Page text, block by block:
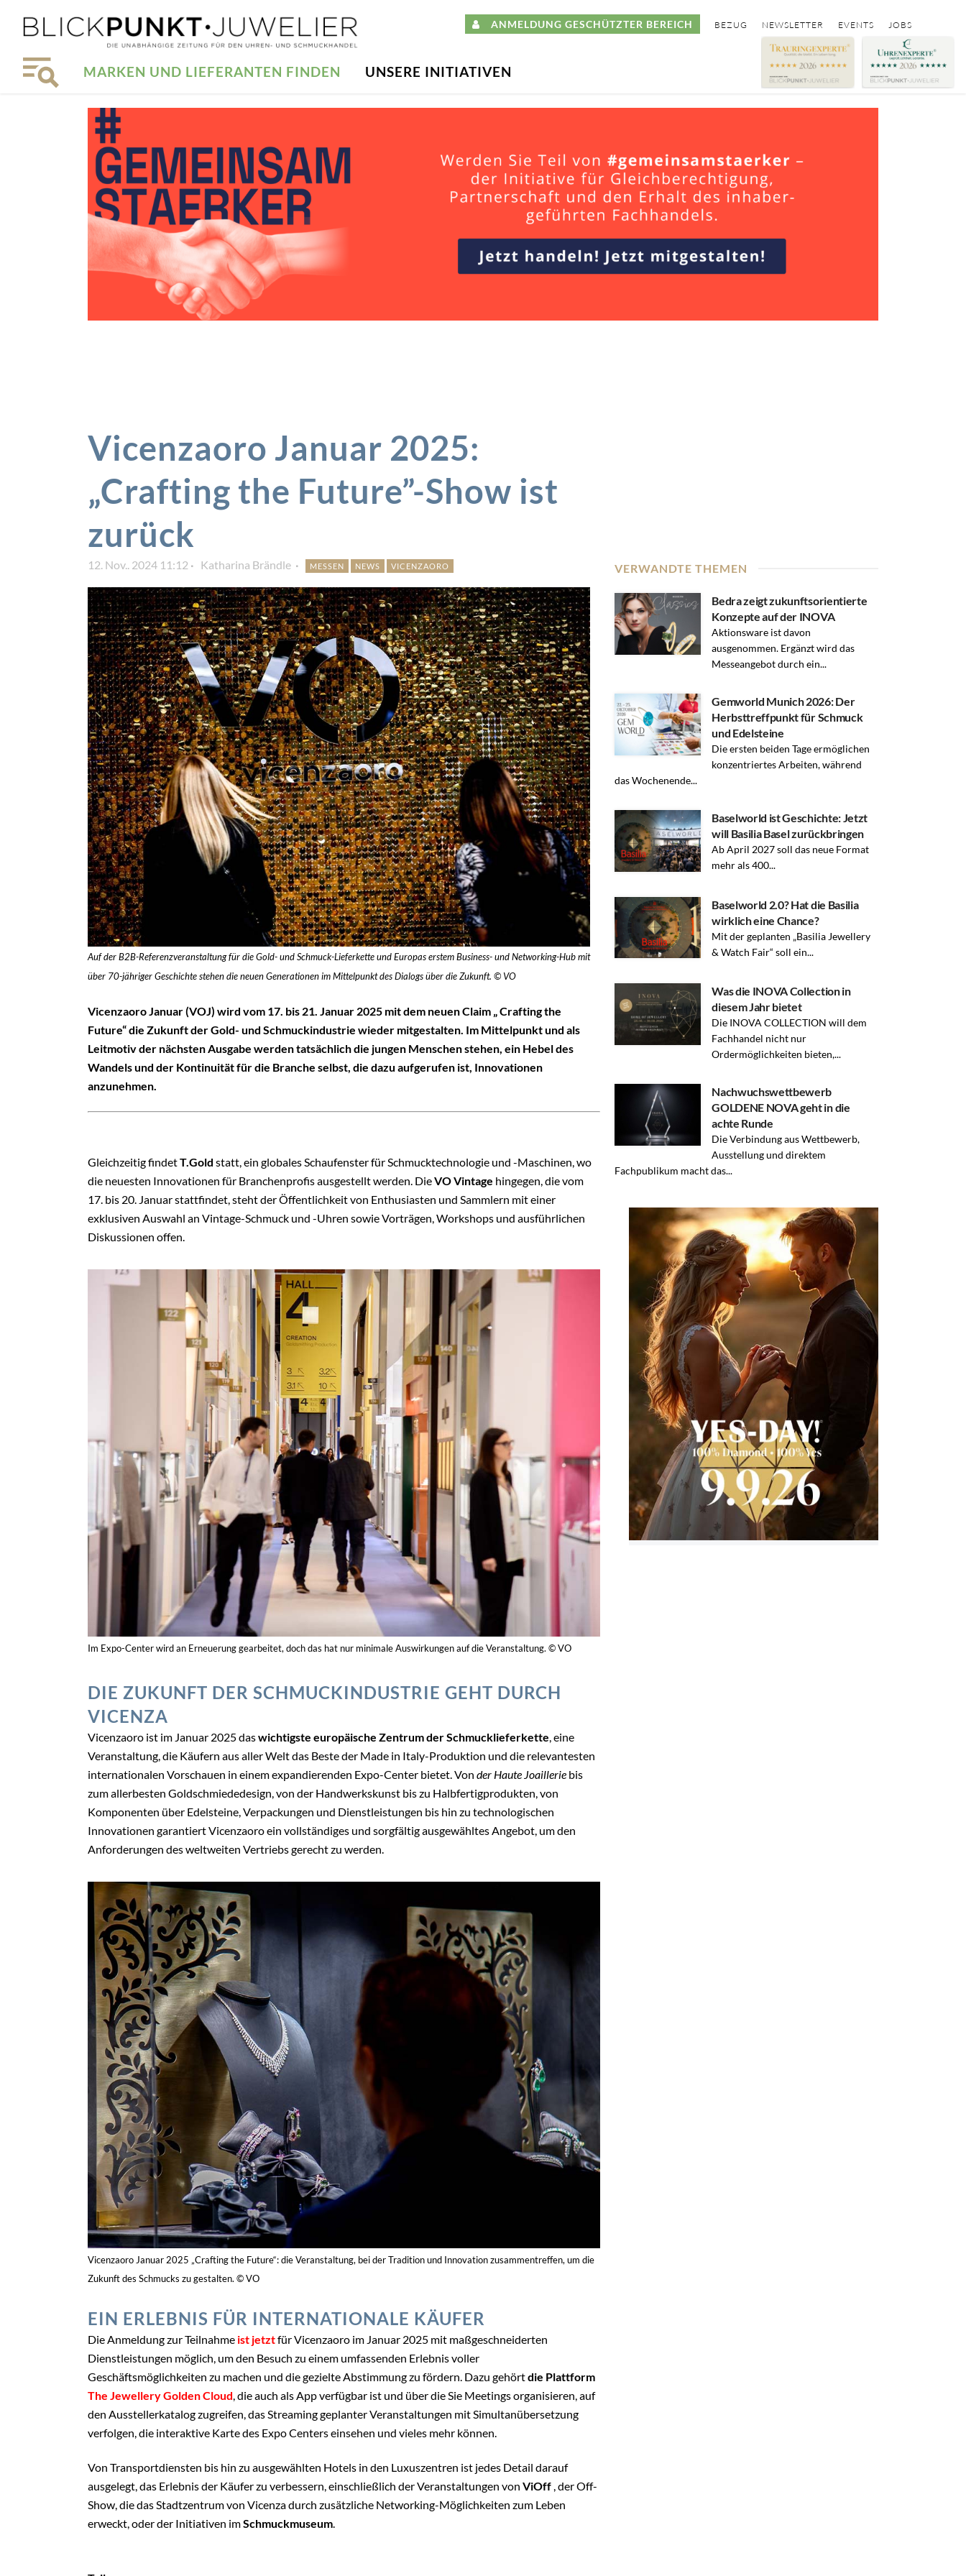
ANMELDUNG GESCHÜTZTER BEREICH BEZUG NEWSLETTER EVENTS JOBS
MARKEN UND LIEFERANTEN FINDEN UNSERE INITIATIVEN
Vicenzaoro Januar 2025:
„Crafting the Future”-Show ist
zurück
12. Nov.. 2024 11:12 Katharina Brändle MESSEN NEWS VICENZAORO
Auf der B2B-Referenzveranstaltung für die Gold- und Schmuck-Lieferkette und Europas erstem Business- und Networking-Hub mit
über 70-jähriger Geschichte stehen die neuen Generationen im Mittelpunkt des Dialogs über die Zukunft. © VO
Vicenzaoro Januar (VOJ) wird vom 17. bis 21. Januar 2025 mit dem neuen Claim „ Crafting the
Future“ die Zukunft der Gold- und Schmuckindustrie wieder mitgestalten. Im Mittelpunkt und als
Leitmotiv der nächsten Ausgabe werden tatsächlich die jungen Menschen stehen, ein Hebel des
Wandels und der Kontinuität für die Branche selbst, die dazu aufgerufen ist, Innovationen
anzunehmen.
Gleichzeitig findetT.Gold statt, ein globales Schaufenster für Schmucktechnologie und -Maschinen, wo
die neuesten Innovationen für Branchenprofis ausgestellt werden. DieVO Vintage hingegen, die vom
17. bis 20. Januar stattfindet, steht der Öffentlichkeit von Enthusiasten und Sammlern mit einer
exklusiven Auswahl an Vintage-Schmuck und -Uhren sowie Vorträgen, Workshops und ausführlichen
Diskussionen offen.
Im Expo-Center wird an Erneuerung gearbeitet, doch das hat nur minimale Auswirkungen auf die Veranstaltung. © VO
DIE ZUKUNFT DER SCHMUCKINDUSTRIE GEHT DURCH
VICENZA
Vicenzaoro ist im Januar 2025 daswichtigste europäische Zentrum der Schmucklieferkette , eine
Veranstaltung, die Käufern aus aller Welt das Beste der Made in Italy-Produktion und die relevantesten
internationalen Vorschauen in einem expandierenden Expo-Center bietet. Von der Haute Joaillerie bis
zum allerbesten Goldschmiededesign, von der Handwerkskunst bis zu Halbfertigprodukten, von
Komponenten über Edelsteine, Verpackungen und Dienstleistungen bis hin zu technologischen
Innovationen garantiert Vicenzaoro ein vollständiges und sorgfältig ausgewähltes Angebot, um den
Anforderungen des weltweiten Vertriebs gerecht zu werden.
Vicenzaoro Januar 2025 „Crafting the Future“: die Veranstaltung, bei der Tradition und Innovation zusammentreffen, um die
Zukunft des Schmucks zu gestalten. © VO
EIN ERLEBNIS FÜR INTERNATIONALE KÄUFER
Die Anmeldung zur Teilnahme ist jetztfür Vicenzaoro im Januar 2025 mit maßgeschneiderten
Dienstleistungen möglich, um den Besuch zu einem umfassenden Erlebnis voller
Geschäftsmöglichkeiten zu machen und die gezielte Abstimmung zu fördern. Dazu gehörtdie Plattform
The Jewellery Golden Cloud, die auch als App verfügbar ist und über die Sie Meetings organisieren, auf
den Ausstellerkatalog zugreifen, das Streaming geplanter Veranstaltungen mit Simultanübersetzung
verfolgen, die interaktive Karte des Expo Centers einsehen und vieles mehr können.
Von Transportdiensten bis hin zu ausgewählten Hotels in den Luxuszentren ist jedes Detail darauf
ausgelegt, das Erlebnis der Käufer zu verbessern, einschließlich der Veranstaltungen von ViOff , der Off-
Show, die das Stadtzentrum von Vicenza durch zusätzliche Networking-Möglichkeiten zum Leben
erweckt, oder der Initiativen imSchmuckmuseum.
VERWANDTE THEMEN
Bedra zeigt zukunftsorientierte
Konzepte auf der INOVA
Aktionsware ist davon
ausgenommen. Ergänzt wird das
Messeangebot durch ein...
Gemworld Munich 2026: Der
Herbsttreffpunkt für Schmuck
und Edelsteine
Die ersten beiden Tage ermöglichen
konzentriertes Arbeiten, während
das Wochenende...
Baselworld ist Geschichte: Jetzt
will Basilia Basel zurückbringen
Ab April 2027 soll das neue Format
mehr als 400...
Baselworld 2.0? Hat die Basilia
wirklich eine Chance?
Mit der geplanten „Basilia Jewellery
& Watch Fair“ soll ein...
Was die INOVA Collection in
diesem Jahr bietet
Die INOVA COLLECTION will dem
Fachhandel nicht nur
Ordermöglichkeiten bieten,...
Nachwuchswettbewerb
GOLDENE NOVA geht in die
achte Runde
Die Verbindung aus Wettbewerb,
Ausstellung und direktem
Fachpublikum macht das...